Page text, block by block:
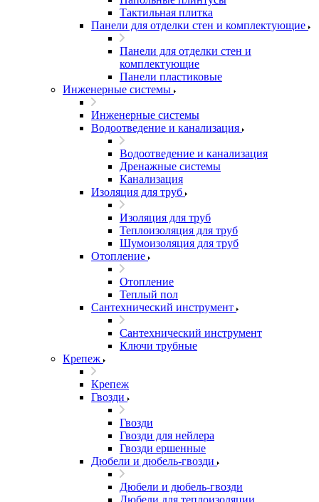
Тактильная плитка
Панели для отделки стен и комплектующие
Панели для отделки стен и
комплектующие
Панели пластиковые
Инженерные системы
Инженерные системы
Водоотведение и канализация
Водоотведение и канализация
Дренажные системы
Канализация
Изоляция для труб
Изоляция для труб
Теплоизоляция для труб
Шумоизоляция для труб
Отопление
Отопление
Теплый пол
Сантехнический инструмент
Сантехнический инструмент
Ключи трубные
Крепеж
Крепеж
Гвозди
Гвозди
Гвозди для нейлера
Гвозди ершенные
Дюбели и дюбель-гвозди
Дюбели и дюбель-гвозди
Дюбели для теплоизоляции